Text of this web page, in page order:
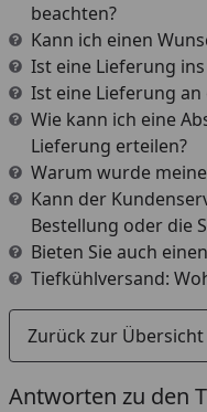
Antworten zu den
beachten?
Kann ich einen
Ist eine Lieferung
Ist eine Lieferung
Wie kann ich eine
Lieferung erteilen?
Warum wurde
Kann der
Bestellung oder die
Bieten Sie auch
Tiefkühlversand:
Zurück zur Übersicht